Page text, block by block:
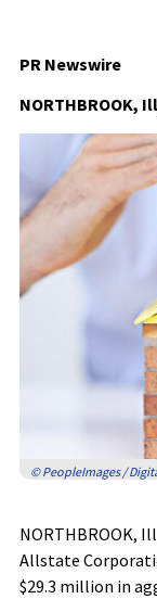
PR Newswire
NORTHBROOK,
© PeopleImages /
NORTHBROOK,
Allstate
$29.3 million in